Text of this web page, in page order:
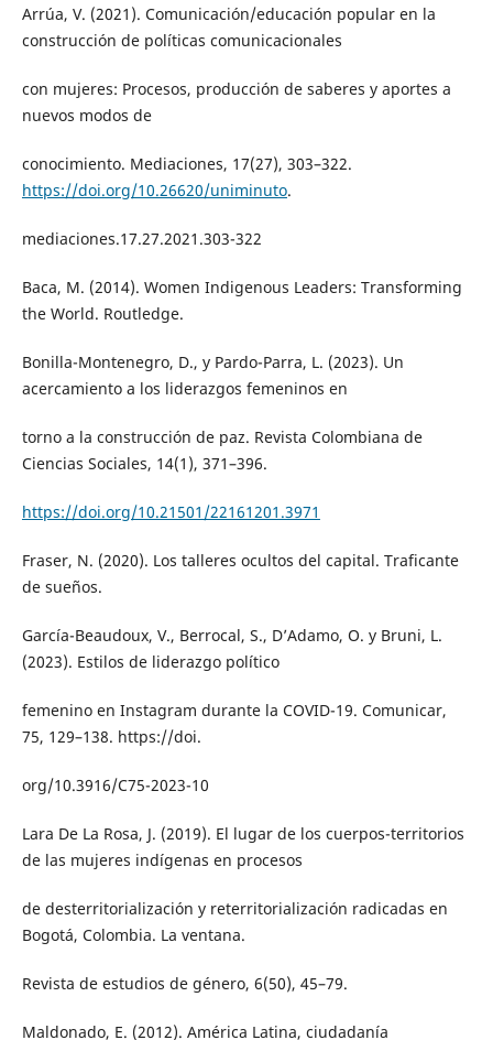
Arrúa, V. (2021). Comunicación/educación popular en la
construcción de políticas comunicacionales
con mujeres: Procesos, producción de saberes y aportes a
nuevos modos de
conocimiento. Mediaciones, 17(27), 303–322.
https://doi.org/10.26620/uniminuto.
mediaciones.17.27.2021.303-322
Baca, M. (2014). Women Indigenous Leaders: Transforming
the World. Routledge.
Bonilla-Montenegro, D., y Pardo-Parra, L. (2023). Un
acercamiento a los liderazgos femeninos en
torno a la construcción de paz. Revista Colombiana de
Ciencias Sociales, 14(1), 371–396.
https://doi.org/10.21501/22161201.3971
Fraser, N. (2020). Los talleres ocultos del capital. Traficante
de sueños.
García-Beaudoux, V., Berrocal, S., D’Adamo, O. y Bruni, L.
(2023). Estilos de liderazgo político
femenino en Instagram durante la COVID-19. Comunicar,
75, 129–138. https://doi.
org/10.3916/C75-2023-10
Lara De La Rosa, J. (2019). El lugar de los cuerpos-territorios
de las mujeres indígenas en procesos
de desterritorialización y reterritorialización radicadas en
Bogotá, Colombia. La ventana.
Revista de estudios de género, 6(50), 45–79.
Maldonado, E. (2012). América Latina, ciudadanía